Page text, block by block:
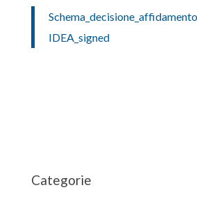
IDEA_signed
Categorie